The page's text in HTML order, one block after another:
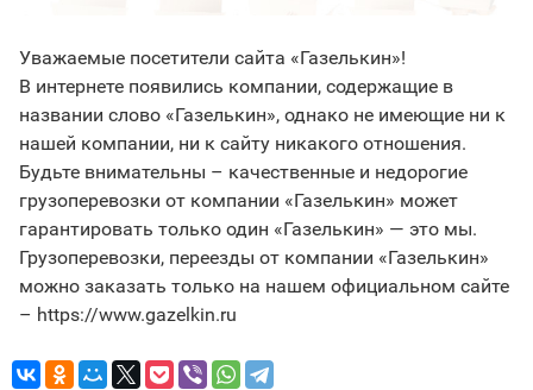
Уважаемые посетители сайта «Газелькин»!
В интернете появились компании, содержащие в
названии слово «Газелькин», однако не имеющие ни к
нашей компании, ни к сайту никакого отношения.
Будьте внимательны – качественные и недорогие
грузоперевозки от компании «Газелькин» может
гарантировать только один «Газелькин» — это мы.
Грузоперевозки, переезды от компании «Газелькин»
можно заказать только на нашем официальном сайте
– https://www.gazelkin.ru